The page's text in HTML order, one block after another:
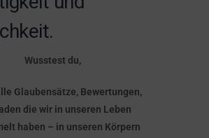
Wusstest du,
Glaubensätze, Bewertungen,
die wir in unseren Leben
haben – in unseren Körpern